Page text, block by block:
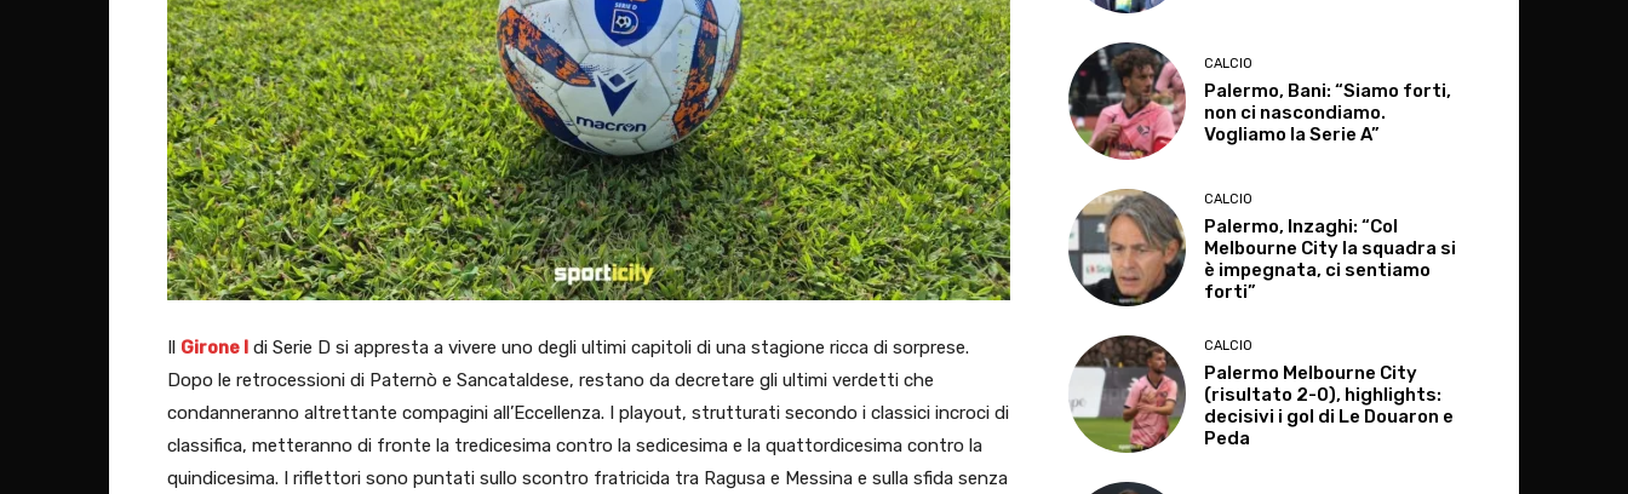
Il Girone I di Serie D si appresta a vivere uno degli ultimi capitoli di una stagione ricca di sorprese.
Dopo le retrocessioni di Paternò e Sancataldese, restano da decretare gli ultimi verdetti che
condanneranno altrettante compagini all’Eccellenza. I playout, strutturati secondo i classici incroci di
classifica, metteranno di fronte la tredicesima contro la sedicesima e la quattordicesima contro la
quindicesima. ​I riflettori sono puntati sullo scontro fratricida tra Ragusa e Messina e sulla sfida senza
CALCIO
Palermo, Bani: “Siamo forti,
non ci nascondiamo.
Vogliamo la Serie A”
CALCIO
Palermo, Inzaghi: “Col
Melbourne City la squadra si
è impegnata, ci sentiamo
forti”
CALCIO
Palermo Melbourne City
(risultato 2-0), highlights:
decisivi i gol di Le Douaron e
Peda